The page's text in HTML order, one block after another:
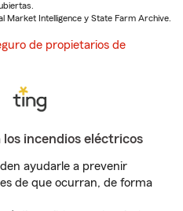
Market Intelligence y State Farm Archive.
de propietarios de
incendios eléctricos
ayudarle a prevenir
de que ocurran, de forma